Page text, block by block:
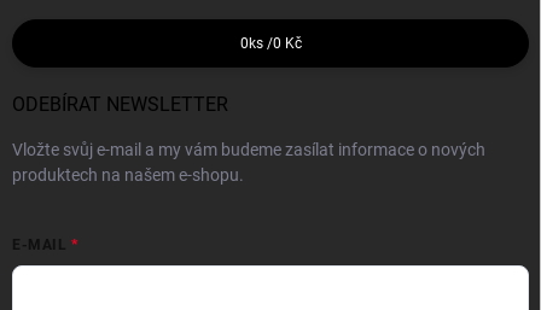
0 ks /0 Kč
ODEBÍRAT NEWSLETTER
Vložte svůj e-mail a my vám budeme zasílat informace o nových
produktech na našem e-shopu.
E-MAIL